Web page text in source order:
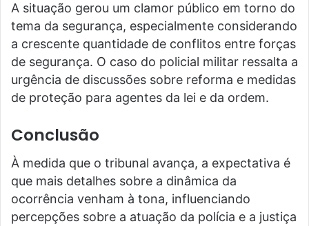
A situação gerou um clamor público em torno do
tema da segurança, especialmente considerando
a crescente quantidade de conflitos entre forças
de segurança. O caso do policial militar ressalta a
urgência de discussões sobre reforma e medidas
de proteção para agentes da lei e da ordem.
Conclusão
À medida que o tribunal avança, a expectativa é
que mais detalhes sobre a dinâmica da
ocorrência venham à tona, influenciando
percepções sobre a atuação da polícia e a justiça